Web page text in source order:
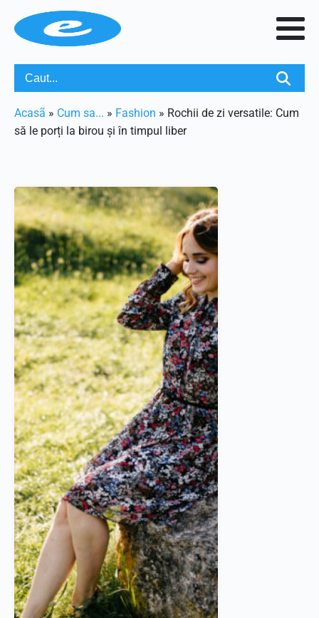
Acasã » Cum sa... » Fashion » Rochii de zi versatile: Cum
să le porți la birou și în timpul liber